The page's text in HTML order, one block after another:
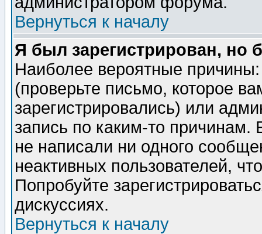
Вернуться к началу
Я был зарегистрирован, но
Наиболее вероятные
(проверьте письмо, которое
зарегистрировались) или
запись по каким-то
не написали ни одного
неактивных пользователей,
Попробуйте
дискуссиях.
Вернуться к началу